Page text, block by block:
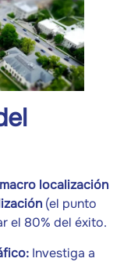
macro localización
(el punto
el 80% del éxito.
Investiga a